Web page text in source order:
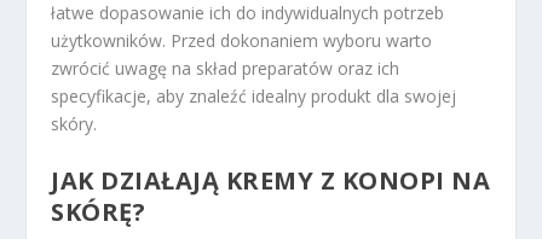
łatwe dopasowanie ich do indywidualnych potrzeb
użytkowników. Przed dokonaniem wyboru warto
zwrócić uwagę na skład preparatów oraz ich
specyfikacje, aby znaleźć idealny produkt dla swojej
skóry.
JAK DZIAŁAJĄ KREMY Z KONOPI NA
SKÓRĘ?